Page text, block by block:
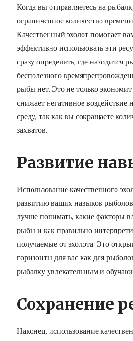
Когда вы отправляетесь на
ограниченное количество
Качественный эхолот помогает
эффективно использовать эти
сразу определить, где находится
бесполезного
рыбы нет. Это не только
снижает негативное
среду, так как вы сокращаете
захватов.
Развитие
Использование качественного
развитию ваших навыков
лучше понимать, какие факторы
рыбы и как правильно
получаемые от эхолота. Это
горизонты для вас как для
рыбалку увлекательным и
Сохранение
Наконец, использование